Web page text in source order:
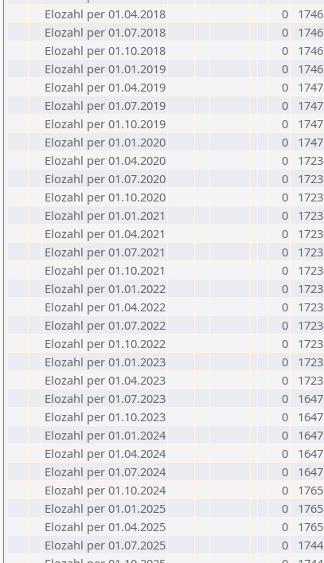
Elozahl per 01.04.2018
0
1746
Elozahl per 01.07.2018
0
1746
Elozahl per 01.10.2018
0
1746
Elozahl per 01.01.2019
0
1746
Elozahl per 01.04.2019
0
1747
Elozahl per 01.07.2019
0
1747
Elozahl per 01.10.2019
0
1747
Elozahl per 01.01.2020
0
1747
Elozahl per 01.04.2020
0
1723
Elozahl per 01.07.2020
0
1723
Elozahl per 01.10.2020
0
1723
Elozahl per 01.01.2021
0
1723
Elozahl per 01.04.2021
0
1723
Elozahl per 01.07.2021
0
1723
Elozahl per 01.10.2021
0
1723
Elozahl per 01.01.2022
0
1723
Elozahl per 01.04.2022
0
1723
Elozahl per 01.07.2022
0
1723
Elozahl per 01.10.2022
0
1723
Elozahl per 01.01.2023
0
1723
Elozahl per 01.04.2023
0
1723
Elozahl per 01.07.2023
0
1647
Elozahl per 01.10.2023
0
1647
Elozahl per 01.01.2024
0
1647
Elozahl per 01.04.2024
0
1647
Elozahl per 01.07.2024
0
1647
Elozahl per 01.10.2024
0
1765
Elozahl per 01.01.2025
0
1765
Elozahl per 01.04.2025
0
1765
Elozahl per 01.07.2025
0
1744